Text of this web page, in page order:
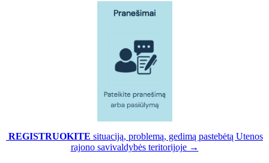
REGISTRUOKITE situaciją, problemą, gedimą pastebėtą Utenos
rajono savivaldybės teritorijoje →